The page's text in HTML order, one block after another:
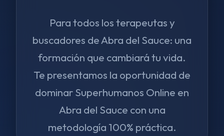
Para todos los terapeutas y
buscadores de Abra del Sauce: una
formación que cambiará tu vida.
Te presentamos la oportunidad de
dominar Superhumanos Online en
Abra del Sauce con una
metodología 100% práctica.